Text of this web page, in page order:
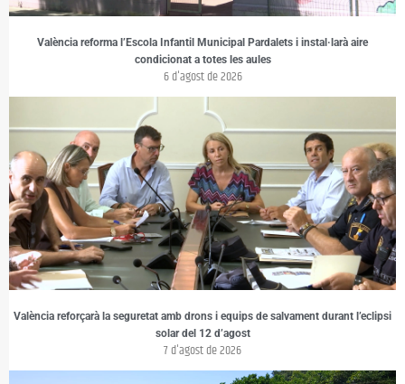
València reforma l’Escola Infantil Municipal Pardalets i instal·larà aire
condicionat a totes les aules
6 d'agost de 2026
València reforçarà la seguretat amb drons i equips de salvament durant l’eclipsi
solar del 12 d’agost
7 d'agost de 2026